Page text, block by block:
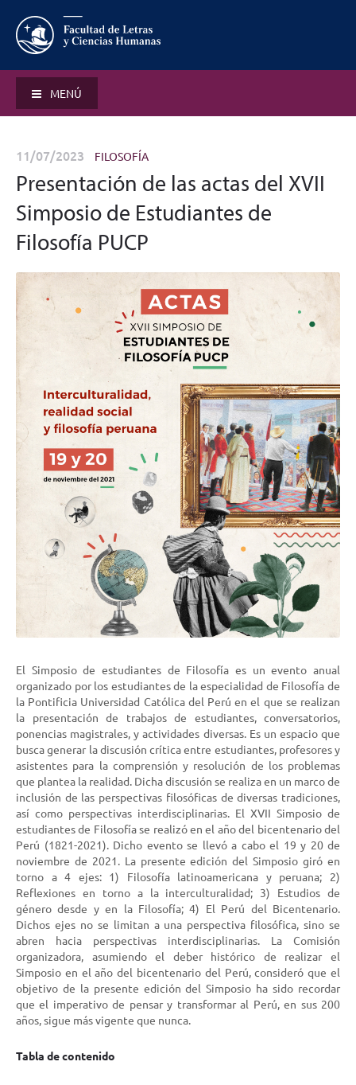
MENÚ
11/07/2023 FILOSOFÍA
Presentación de las actas del XVII
Simposio de Estudiantes de
Filosofía PUCP
El Simposio de estudiantes de Filosofía es un evento anual
organizado por los estudiantes de la especialidad de Filosofía de
la Pontificia Universidad Católica del Perú en el que se realizan
la presentación de trabajos de estudiantes, conversatorios,
ponencias magistrales, y actividades diversas. Es un espacio que
busca generar la discusión crítica entre estudiantes, profesores y
asistentes para la comprensión y resolución de los problemas
que plantea la realidad. Dicha discusión se realiza en un marco de
inclusión de las perspectivas filosóficas de diversas tradiciones,
así como perspectivas interdisciplinarias. El XVII Simposio de
estudiantes de Filosofía se realizó en el año del bicentenario del
Perú (1821-2021). Dicho evento se llevó a cabo el 19 y 20 de
noviembre de 2021. La presente edición del Simposio giró en
torno a 4 ejes: 1) Filosofía latinoamericana y peruana; 2)
Reflexiones en torno a la interculturalidad; 3) Estudios de
género desde y en la Filosofía; 4) El Perú del Bicentenario.
Dichos ejes no se limitan a una perspectiva filosófica, sino se
abren hacia perspectivas interdisciplinarias. La Comisión
organizadora, asumiendo el deber histórico de realizar el
Simposio en el año del bicentenario del Perú, consideró que el
objetivo de la presente edición del Simposio ha sido recordar
que el imperativo de pensar y transformar al Perú, en sus 200
años, sigue más vigente que nunca.
Tabla de contenido